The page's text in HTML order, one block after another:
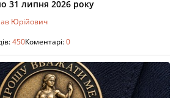
31 липня 2026 року
Юрійович
450Коментарі:0